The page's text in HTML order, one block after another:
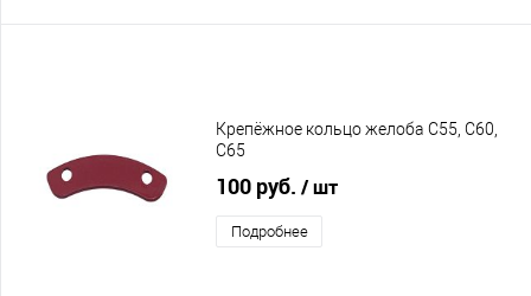
Крепёжное кольцо желоба C55, C60,
C65
100 руб. / шт
Подробнее